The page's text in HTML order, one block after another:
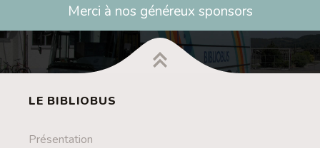
Merci à nos généreux sponsors
LE BIBLIOBUS
Présentation